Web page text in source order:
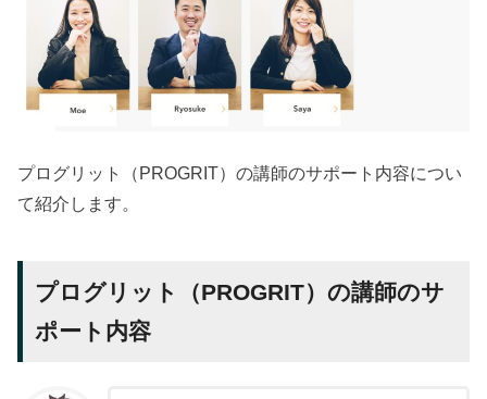
プログリット（PROGRIT）の講師のサポート内容につい
て紹介します。
プログリット（PROGRIT）の講師のサ
ポート内容